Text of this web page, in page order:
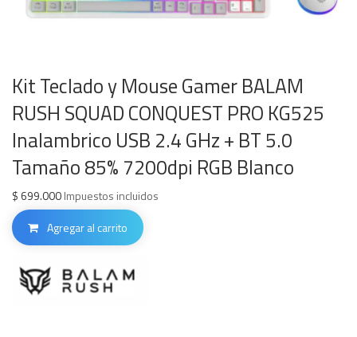
Kit Teclado y Mouse Gamer BALAM
RUSH SQUAD CONQUEST PRO KG525
Inalambrico USB 2.4 GHz + BT 5.0
Tamaño 85% 7200dpi RGB Blanco
$ 699.000Impuestos incluidos
Agregar al carrito